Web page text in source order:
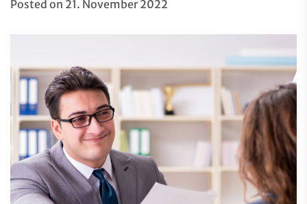
Posted on 21. November 2022